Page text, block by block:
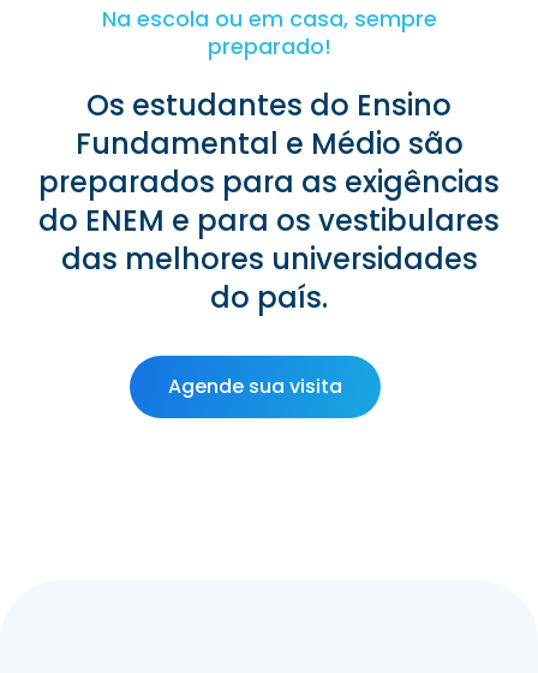
Na escola ou em casa, sempre
preparado!
Os estudantes do Ensino
Fundamental e Médio são
preparados para as exigências
do ENEM e para os vestibulares
das melhores universidades
do país.
Agende sua visita